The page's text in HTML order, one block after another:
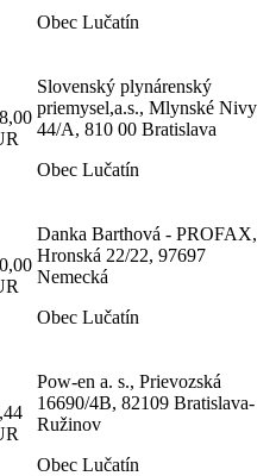
Obec Lučatín
Slovenský plynárenský
priemysel,a.s., Mlynské Nivy
44/A, 810 00 Bratislava
Obec Lučatín
Danka Barthová - PROFAX,
Hronská 22/22, 97697
Nemecká
Obec Lučatín
Pow-en a. s., Prievozská
16690/4B, 82109 Bratislava-
Ružinov
Obec Lučatín